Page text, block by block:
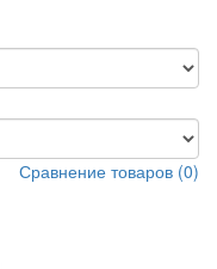
Сравнение товаров (0)